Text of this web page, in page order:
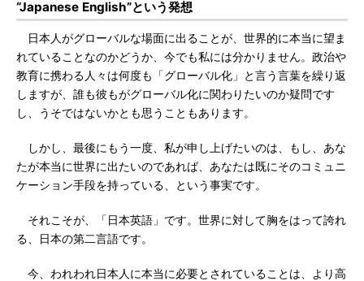
“Japanese English”という発想
日本人がグローバルな場面に出ることが、世界的に本当に望ま
れていることなのかどうか、今でも私には分かりません。政治や
教育に携わる人々は何度も「グローバル化」と言う言葉を繰り返
しますが、誰も彼もがグローバル化に関わりたいのか疑問です
し、うそではないかとも思うこともあります。
しかし、最後にもう一度、私が申し上げたいのは、もし、あな
たが本当に世界に出たいのであれば、あなたは既にそのコミュニ
ケーション手段を持っている、という事実です。
それこそが、「日本英語」です。世界に対して胸をはって誇れ
る、日本の第二言語です。
今、われわれ日本人に本当に必要とされていることは、より高